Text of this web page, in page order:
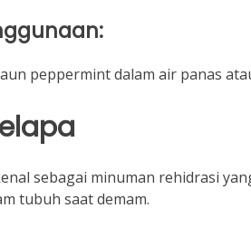
peppermint dalam air panas
sebagai minuman rehidrasi
tubuh saat demam.